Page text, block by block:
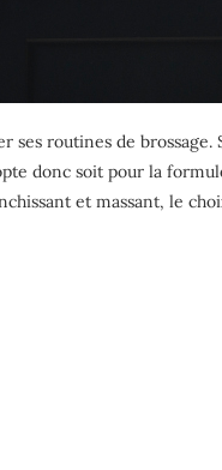
routines de
donc soit pour la
et massant, le